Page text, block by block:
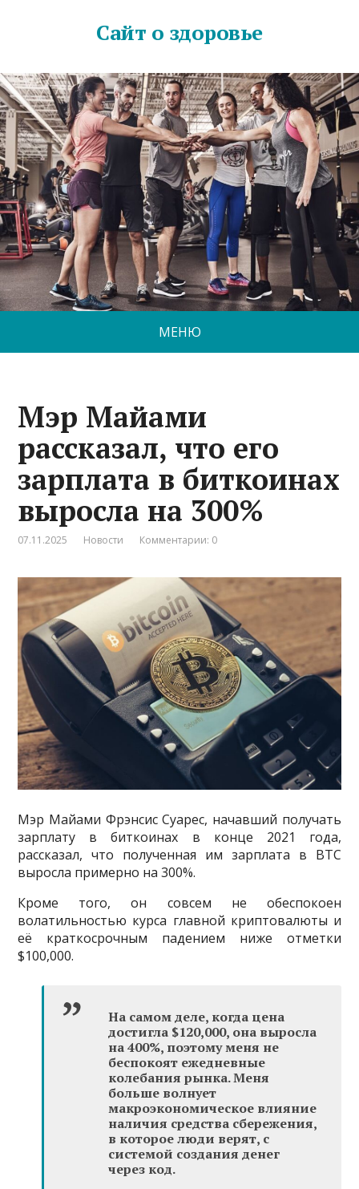
Сайт о здоровье
МЕНЮ
Мэр Майами
рассказал, что его
зарплата в биткоинах
выросла на 300%
07.11.2025 Новости Комментарии: 0
Мэр Майами Фрэнсис Суарес, начавший получать
зарплату в биткоинах в конце 2021 года,
рассказал, что полученная им зарплата в BTC
выросла примерно на 300%.
Кроме того, он совсем не обеспокоен
волатильностью курса главной криптовалюты и
её краткосрочным падением ниже отметки
$100,000.
На самом деле, когда цена
достигла $120,000, она выросла
на 400%, поэтому меня не
беспокоят ежедневные
колебания рынка. Меня
больше волнует
макроэкономическое влияние
наличия средства сбережения,
в которое люди верят, с
системой создания денег
через код.